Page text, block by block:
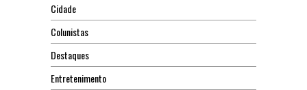
Cidade
Colunistas
Destaques
Entretenimento